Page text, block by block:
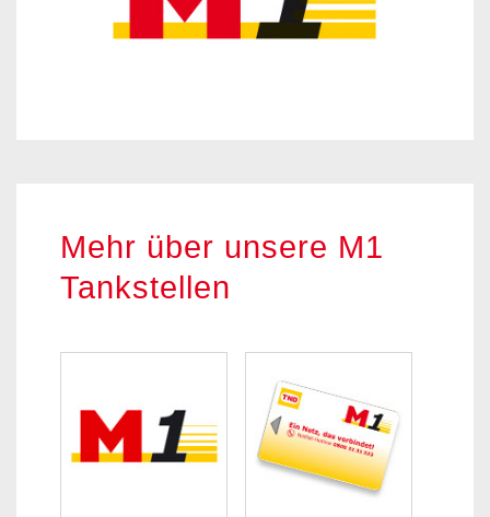
Mehr über unsere M1
Tankstellen